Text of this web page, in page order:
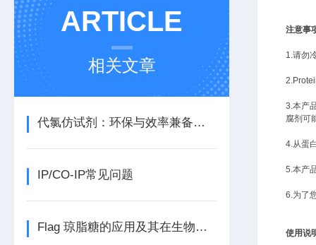
ARTICLE
相关文章
代氯仿试剂：环保与效率兼备的理想选择
IP/CO-IP常见问题
Flag 琼脂糖的应用及其在生物学中的重要性
注意事
1.请勿
3.本产
腐剂可
4.从蛋
5.本产
6.为了
使用说